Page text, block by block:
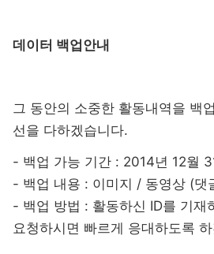
데이터 백업안내
그 동안의 소중한 활동내역을 백
선을 다하겠습니다.
- 백업 가능 기간 : 2014년 12월
- 백업 내용 : 이미지 / 동영상 (댓
- 백업 방법 : 활동하신 ID를 기재
요청하시면 빠르게 응대하도록